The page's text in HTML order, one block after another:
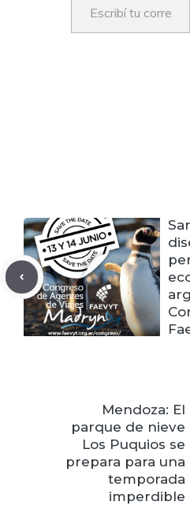
Mendoza: El
parque de nieve
Los Puquios se
prepara para una
temporada
imperdible